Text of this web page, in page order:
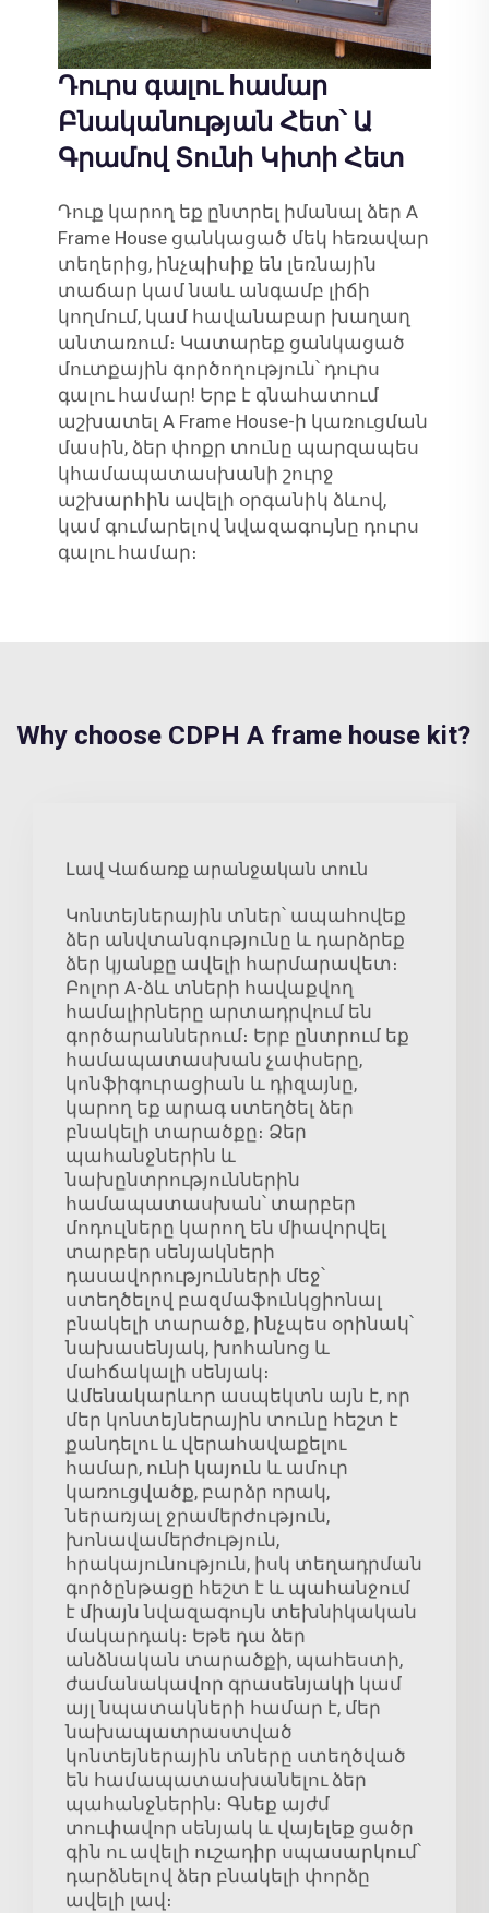
Դուրս գալու համար
Բնականության Հետ՝ Ա
Գրամով Տունի Կիտի Հետ
Դուք կարող եք ընտրել իմանալ ձեր A
Frame House ցանկացած մեկ հեռավար
տեղերից, ինչպիսիք են լեռնային
տաճար կամ նաև անգամբ լիճի
կողմում, կամ հավանաբար խաղաղ
անտառում։ Կատարեք ցանկացած
մուտքային գործողություն՝ դուրս
գալու համար! Երբ է գնահատում
աշխատել A Frame House-ի կառուցման
մասին, ձեր փոքր տունը պարզապես
կհամապատասխանի շուրջ
աշխարհին ավելի օրգանիկ ձևով,
կամ գումարելով նվազագույնը դուրս
գալու համար։
Why choose CDPH A frame house kit?
Լավ Վաճառք արանջական տուն
Կոնտեյներային տներ՝ ապահովեք
ձեր անվտանգությունը և դարձրեք
ձեր կյանքը ավելի հարմարավետ։
Բոլոր A-ձև տների հավաքվող
համալիրները արտադրվում են
գործարաններում։ Երբ ընտրում եք
համապատասխան չափսերը,
կոնֆիգուրացիան և դիզայնը,
կարող եք արագ ստեղծել ձեր
բնակելի տարածքը։ Ձեր
պահանջներին և
նախընտրություններին
համապատասխան՝ տարբեր
մոդուլները կարող են միավորվել
տարբեր սենյակների
դասավորությունների մեջ՝
ստեղծելով բազմաֆունկցիոնալ
բնակելի տարածք, ինչպես օրինակ՝
նախասենյակ, խոհանոց և
մահճակալի սենյակ։
Ամենակարևոր ասպեկտն այն է, որ
մեր կոնտեյներային տունը հեշտ է
քանդելու և վերահավաքելու
համար, ունի կայուն և ամուր
կառուցվածք, բարձր որակ,
ներառյալ ջրամերժություն,
խոնավամերժություն,
հրակայունություն, իսկ տեղադրման
գործընթացը հեշտ է և պահանջում
է միայն նվազագույն տեխնիկական
մակարդակ։ Եթե դա ձեր
անձնական տարածքի, պահեստի,
ժամանակավոր գրասենյակի կամ
այլ նպատակների համար է, մեր
նախապատրաստված
կոնտեյներային տները ստեղծված
են համապատասխանելու ձեր
պահանջներին։ Գնեք այժմ
տուփավոր սենյակ և վայելեք ցածր
գին ու ավելի ուշադիր սպասարկում՝
դարձնելով ձեր բնակելի փորձը
ավելի լավ։